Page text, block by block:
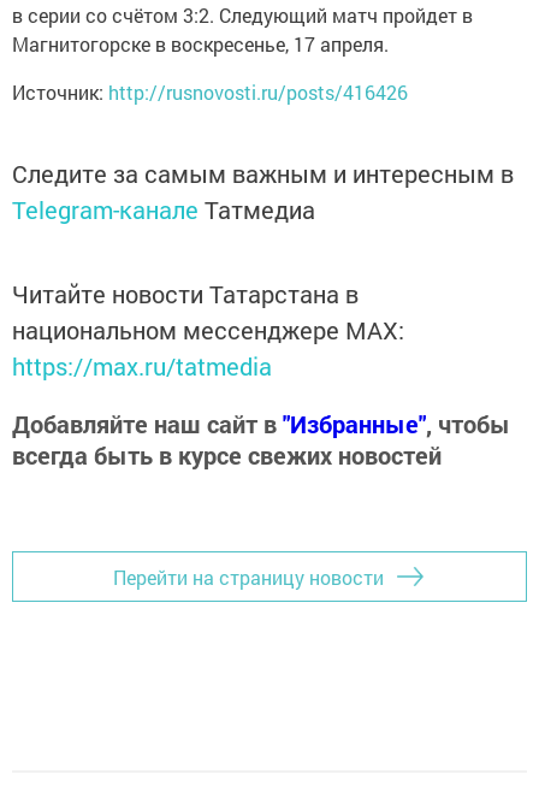
в серии со счётом 3:2. Следующий матч пройдет в
Магнитогорске в воскресенье, 17 апреля.
Источник: http://rusnovosti.ru/posts/416426
Следите за самым важным и интересным в
Telegram-канале Татмедиа
Читайте новости Татарстана в
национальном мессенджере MАХ:
https://max.ru/tatmedia
Добавляйте наш сайт в"Избранные", чтобы
всегда быть в курсе свежих новостей
Перейти на страницу новости